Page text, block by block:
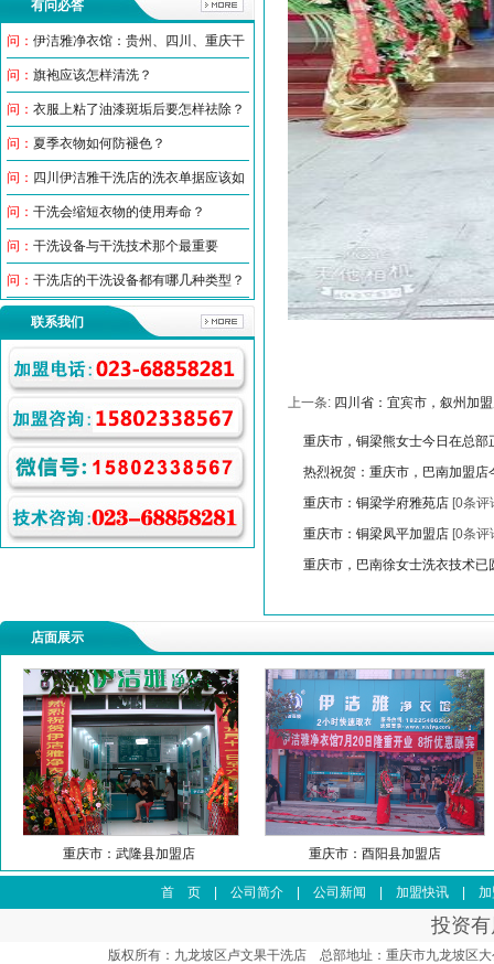
有问必答
问： 伊洁雅净衣馆：贵州、四川、重庆干
问： 旗袍应该怎样清洗？
问： 衣服上粘了油漆斑垢后要怎样祛除？
问： 夏季衣物如何防褪色？
问： 四川伊洁雅干洗店的洗衣单据应该如
问： 干洗会缩短衣物的使用寿命？
问： 干洗设备与干洗技术那个最重要
问： 干洗店的干洗设备都有哪几种类型？
联系我们
上一条: 四川省：宜宾市，叙州加
重庆市，铜梁熊女士今日在总部
热烈祝贺：重庆市，巴南加盟店
重庆市：铜梁学府雅苑店 [0条评
重庆市：铜梁凤平加盟店 [0条评
重庆市，巴南徐女士洗衣技术已
店面展示
重庆市：酉阳县加盟店 重庆市：西
首 页| 公司简介| 公司新闻 加盟快讯| 加
投资
版权所有：九龙坡区卢文果干洗店 总部地址：重庆市九龙坡